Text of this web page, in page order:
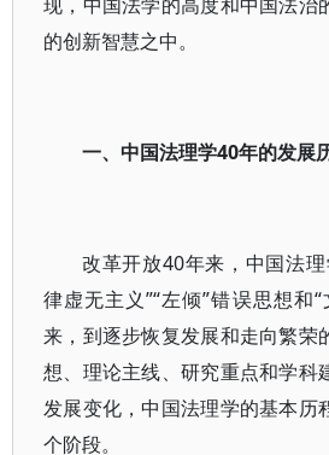
的创新智慧之中。
一、中国法理学40年的发展
改革开放40年来，中国法
律虚无主义”“左倾”错误思想和
来，到逐步恢复发展和走向繁荣
想、理论主线、研究重点和学科
发展变化，中国法理学的基本历
个阶段。